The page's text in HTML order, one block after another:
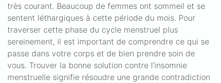
très courant. Beaucoup de femmes ont sommeil et se
sentent léthargiques à cette période du mois. Pour
traverser cette phase du cycle menstruel plus
sereinement, il est important de comprendre ce qui se
passe dans votre corps et de bien prendre soin de
vous. Trouver la bonne solution contre l’insomnie
menstruelle signifie résoudre une grande contradiction